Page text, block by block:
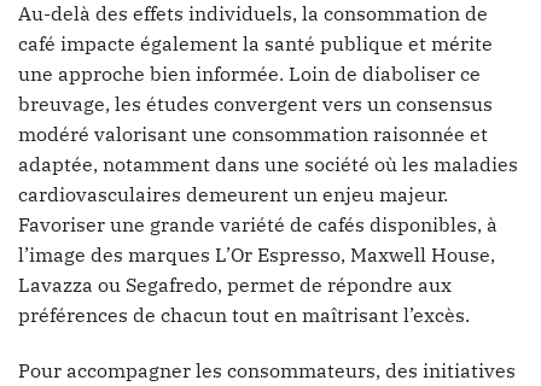
Au-delà des effets individuels, la consommation de
café impacte également la santé publique et mérite
une approche bien informée. Loin de diaboliser ce
breuvage, les études convergent vers un consensus
modéré valorisant une consommation raisonnée et
adaptée, notamment dans une société où les maladies
cardiovasculaires demeurent un enjeu majeur.
Favoriser une grande variété de cafés disponibles, à
l’image des marques L’Or Espresso, Maxwell House,
Lavazza ou Segafredo, permet de répondre aux
préférences de chacun tout en maîtrisant l’excès.
Pour accompagner les consommateurs, des initiatives